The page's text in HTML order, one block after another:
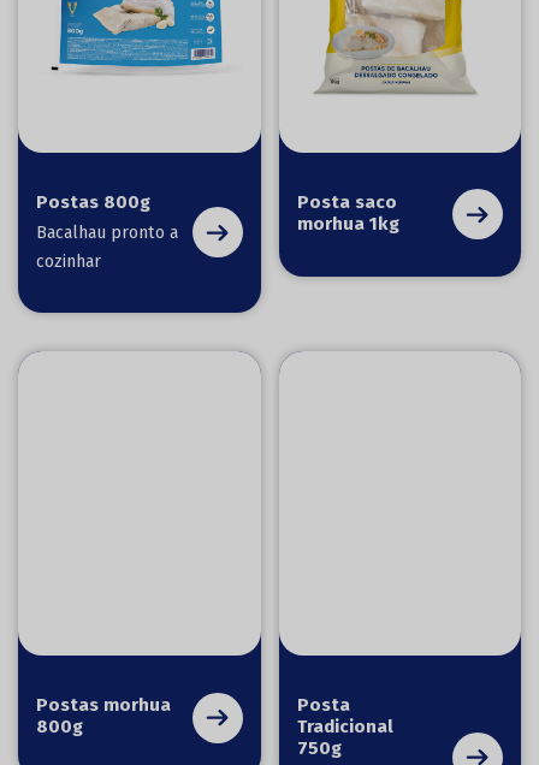
Postas 800g
Bacalhau pronto a
cozinhar
Posta saco
morhua 1kg
Postas morhua
800g
Posta
Tradicional
750g